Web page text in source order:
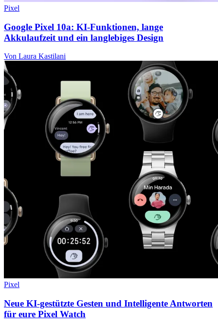
Pixel
Google Pixel 10a: KI-Funktionen, lange
Akkulaufzeit und ein langlebiges Design
Von Laura Kastilani
Pixel
Neue KI-gestützte Gesten und Intelligente Antworten
für eure Pixel Watch